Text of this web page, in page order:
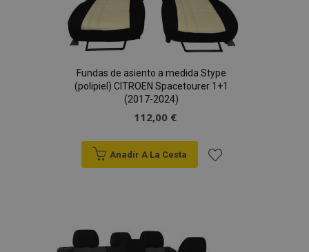
Fundas de asiento a medida Stype
(polipiel) CITROEN Spacetourer 1+1
(2017-2024)
112,00 €
Anadir A La Cesta
Lista